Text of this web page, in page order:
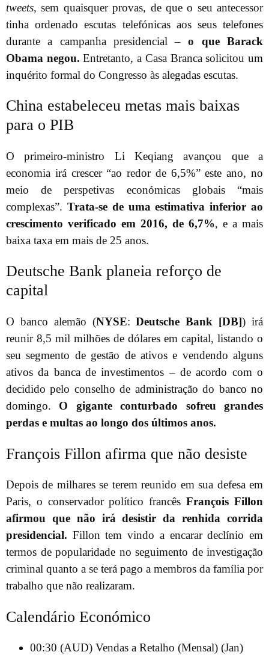
tweets, sem quaisquer provas, de que o seu antecessor
tinha ordenado escutas telefónicas aos seus telefones
durante a campanha presidencial –o que Barack
Obama negou. Entretanto, a Casa Branca solicitou um
inquérito formal do Congresso às alegadas escutas.
China estabeleceu metas mais baixas
para o PIB
O primeiro-ministro Li Keqiang avançou que a
economia irá crescer “ao redor de 6,5%” este ano, no
meio de perspetivas económicas globais “mais
complexas”. Trata-se de uma estimativa inferior ao
crescimento verificado em 2016, de 6,7%, e a mais
baixa taxa em mais de 25 anos.
Deutsche Bank planeia reforço de
capital
O banco alemão (NYSE:Deutsche Bank [DB]) irá
reunir 8,5 mil milhões de dólares em capital, listando o
seu segmento de gestão de ativos e vendendo alguns
ativos da banca de investimentos – de acordo com o
decidido pelo conselho de administração do banco no
domingo. O gigante conturbado sofreu grandes
perdas e multas ao longo dos últimos anos.
François Fillon afirma que não desiste
Depois de milhares se terem reunido em sua defesa em
Paris, o conservador político francêsFrançois Fillon
afirmou que não irá desistir da renhida corrida
presidencial. Fillon tem vindo a encarar declínio em
termos de popularidade no seguimento de investigação
criminal quanto a se terá pago a membros da família por
trabalho que não realizaram.
Calendário Económico
00:30 (AUD) Vendas a Retalho (Mensal) (Jan)